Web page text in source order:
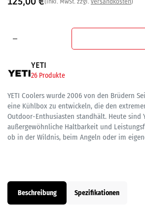
(inkl. MwSt. zzgl. Versandkosten)
YETI
26 Produkte
YETI Coolers wurde 2006 von den Brüdern
eine Kühlbox zu entwickeln, die den
Outdoor-Enthusiasten standhält. Heute sind
außergewöhnliche Haltbarkeit und
ob in der Wildnis, beim Angeln oder im
Beschreibung Spezifikationen